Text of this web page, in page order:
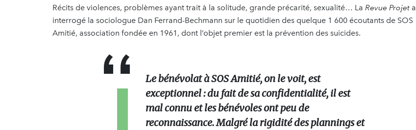
Récits de violences, problèmes ayant trait à la solitude, grande précarité, sexualité… La Revue Projet a
interrogé la sociologue Dan Ferrand-Bechmann sur le quotidien des quelque 1 600 écoutants de SOS
Amitié, association fondée en 1961, dont l’objet premier est la prévention des suicides.
Le bénévolat à SOS Amitié, on le voit, est
exceptionnel : du fait de sa confidentialité, il est
mal connu et les bénévoles ont peu de
reconnaissance. Malgré la rigidité des plannings et